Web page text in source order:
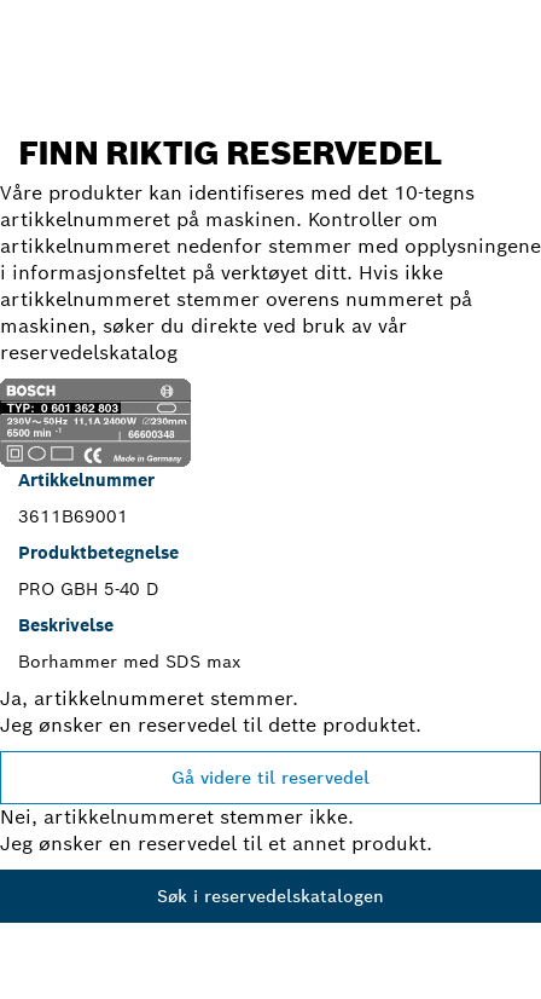
FINN RIKTIG RESERVEDEL
Våre produkter kan identifiseres med det 10-tegns
artikkelnummeret på maskinen. Kontroller om
artikkelnummeret nedenfor stemmer med opplysningene
i informasjonsfeltet på verktøyet ditt. Hvis ikke
artikkelnummeret stemmer overens nummeret på
maskinen, søker du direkte ved bruk av vår
reservedelskatalog
Artikkelnummer
3611B69001
Produktbetegnelse
PRO GBH 5-40 D
Beskrivelse
Borhammer med SDS max
Ja, artikkelnummeret stemmer.
Jeg ønsker en reservedel til dette produktet.
Gå videre til reservedel
Nei, artikkelnummeret stemmer ikke.
Jeg ønsker en reservedel til et annet produkt.
Søk i reservedelskatalogen